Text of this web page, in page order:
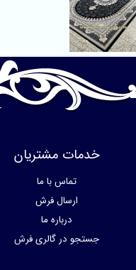
مشتریان
در گالری فرش